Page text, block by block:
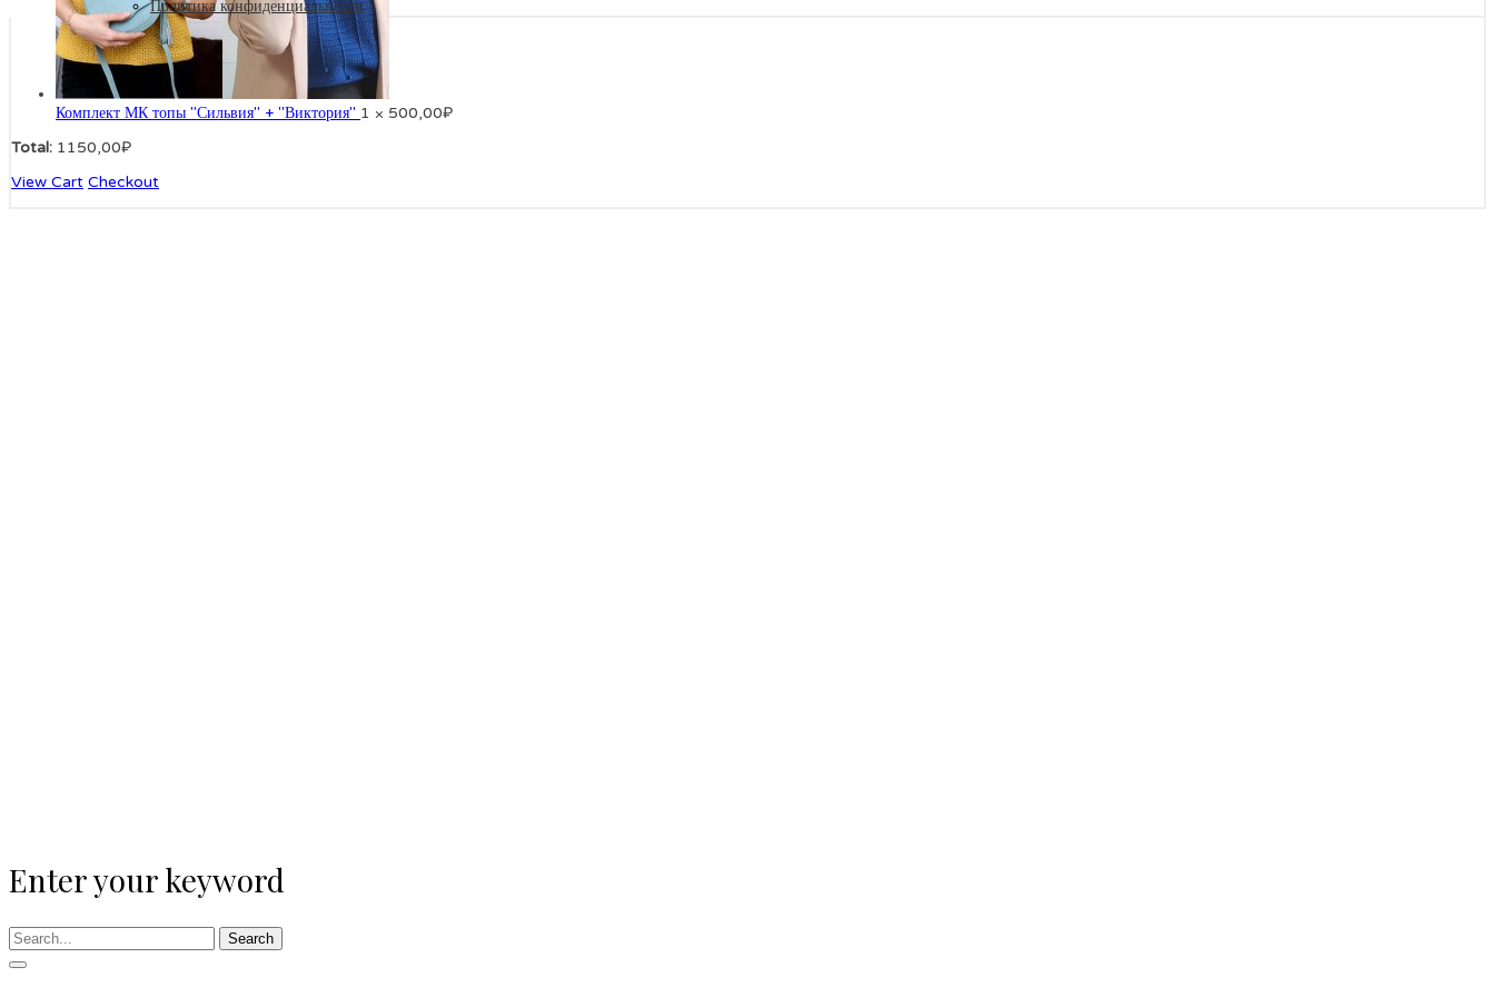
Комплект МК топы "Сильвия" + "Виктория" 1 × 500,00₽
Total: 1150,00₽
View Cart Checkout
Политика конфиденциальности
Enter your keyword
Search